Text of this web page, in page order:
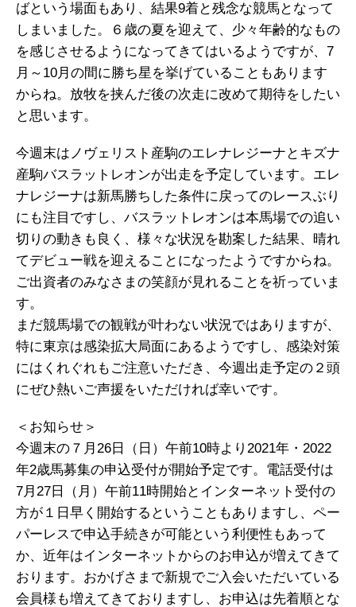
ばという場面もあり、結果9着と残念な競馬となって
しまいました。６歳の夏を迎えて、少々年齢的なもの
を感じさせるようになってきてはいるようですが、7
月～10月の間に勝ち星を挙げていることもあります
からね。放牧を挟んだ後の次走に改めて期待をしたい
と思います。
今週末はノヴェリスト産駒のエレナレジーナとキズナ
産駒バスラットレオンが出走を予定しています。エレ
ナレジーナは新馬勝ちした条件に戻ってのレースぶり
にも注目ですし、バスラットレオンは本馬場での追い
切りの動きも良く、様々な状況を勘案した結果、晴れ
てデビュー戦を迎えることになったようですからね。
ご出資者のみなさまの笑顔が見れることを祈っていま
す。
まだ競馬場での観戦が叶わない状況ではありますが、
特に東京は感染拡大局面にあるようですし、感染対策
にはくれぐれもご注意いただき、今週出走予定の２頭
にぜひ熱いご声援をいただければ幸いです。
＜お知らせ＞
今週末の７月26日（日）午前10時より2021年・2022
年2歳馬募集の申込受付が開始予定です。電話受付は
7月27日（月）午前11時開始とインターネット受付の
方が１日早く開始するということもありますし、ペー
パーレスで申込手続きが可能という利便性もあって
か、近年はインターネットからのお申込が増えてきて
おります。おかげさまで新規でご入会いただいている
会員様も増えてきておりますし、お申込は先着順とな